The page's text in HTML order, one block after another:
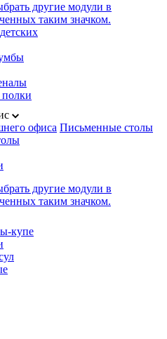
другие модули в
таким значком.
офиса Письменные столы
другие модули в
таким значком.
купе